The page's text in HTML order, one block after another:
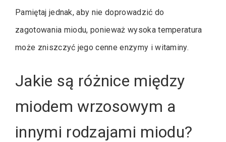
Pamiętaj jednak, aby nie doprowadzić do
zagotowania miodu, ponieważ wysoka temperatura
może zniszczyć jego cenne enzymy i witaminy.
Jakie są różnice między
miodem wrzosowym a
innymi rodzajami miodu?